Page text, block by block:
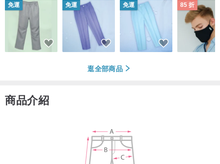
免運 免運 免運 85 折
逛全部商品
商品介紹